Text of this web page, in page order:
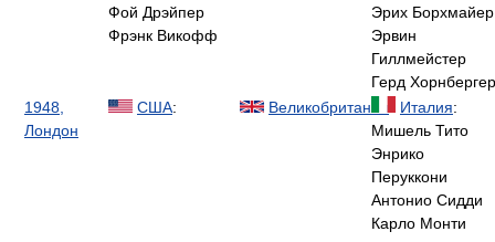
Фой Дрэйпер
Фрэнк Викофф
Эрих Борхмайер
Эрвин
Гиллмейстер
Герд Хорнбергер
1948,
Лондон
США: Великобритания Италия:
Мишель Тито
Энрико
Перуккони
Антонио Сидди
Карло Монти